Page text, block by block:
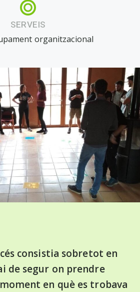
SERVEIS
organitzacional
consistia sobretot en
de segur on prendre
en què es trobava